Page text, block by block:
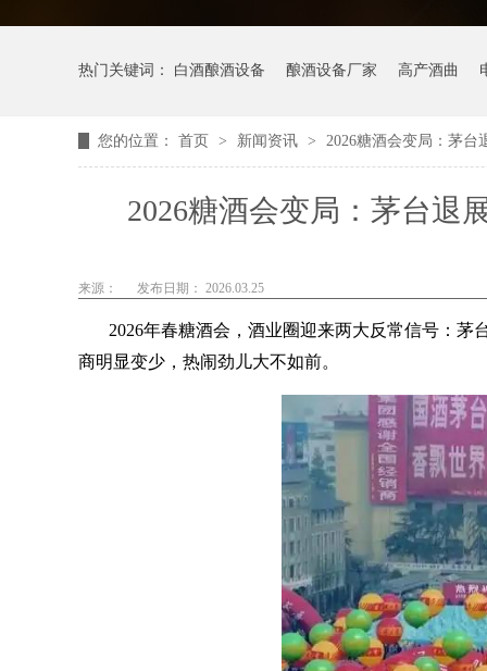
热门关键词： 白酒酿酒设备 酿酒设备厂家 高产酒曲
您的位置： 首页 > 新闻资讯 > 2026糖酒会变局：茅台
2026糖酒会变局：茅台退
来源： 发布日期： 2026.03.25
2026年春糖酒会，酒业圈迎来两大反常信号：
商明显变少，热闹劲儿大不如前。